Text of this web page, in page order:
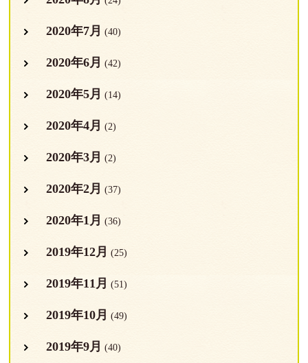
2020年7月 (40)
2020年6月 (42)
2020年5月 (14)
2020年4月 (2)
2020年3月 (2)
2020年2月 (37)
2020年1月 (36)
2019年12月 (25)
2019年11月 (51)
2019年10月 (49)
2019年9月 (40)